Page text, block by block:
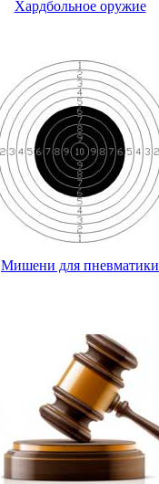
Хардбольное оружие
Мишени для пневматики